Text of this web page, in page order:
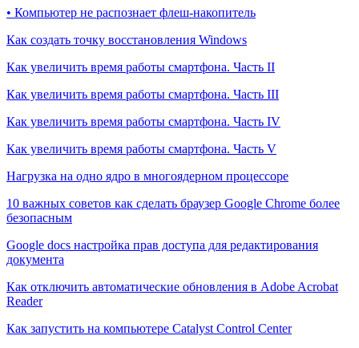
• Компьютер не распознает флеш-накопитель
Как создать точку восстановления Windows
Как увеличить время работы смартфона. Часть II
Как увеличить время работы смартфона. Часть III
Как увеличить время работы смартфона. Часть IV
Как увеличить время работы смартфона. Часть V
Нагрузка на одно ядро в многоядерном процессоре
10 важных советов как сделать браузер Google Chrome более
безопасным
Google docs настройка прав доступа для редактирования
документа
Как отключить автоматические обновления в Adobe Acrobat
Reader
Как запустить на компьютере Catalyst Control Center